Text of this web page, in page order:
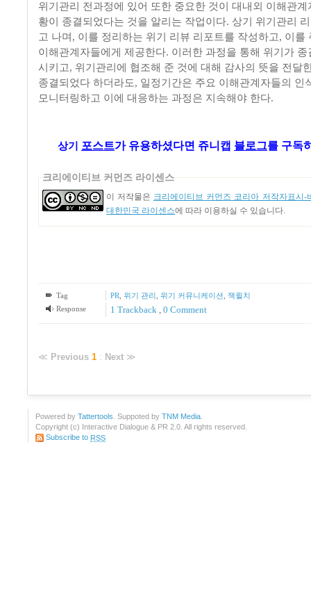
위기관리 전과정에 있어 또한 중요한 것이 대내외 이해관
황이 종결되었다는 것을 알리는 작업이다. 상기 위기관리
고 나며, 이를 정리하는 위기 리뷰 리포트를 작성하고, 이를
이해관계자들에게 제공한다. 이러한 과정을 통해 위기가
시키고, 위기관리에 협조해 준 것에 대해 감사의 뜻을 전달
종결되었다 하더라도, 일정기간은 주요 이해관계자들의 인
모니터링하고 이에 대응하는 과정은 지속해야 한다.
상기 포스트가유용하셨다면 쥬니캡 블로그를 구독
크리에이티브 커먼즈 라이센스
이 저작물은 크리에이티브 커먼즈 코리아 저작자표시-
대한민국 라이센스에 따라 이용하실 수 있습니다.
Tag PR 위기 관리 위기 커뮤니케이션 잭윌치
Response
1 Trackback , 0 Comment
≪ Previous 1 : Next ≫
Powered by Tattertools . Suppoted by TNM Media
Copyright (c) Interactive Dialogue & PR 2.0. All rights reserved.
Subscribe to RSS